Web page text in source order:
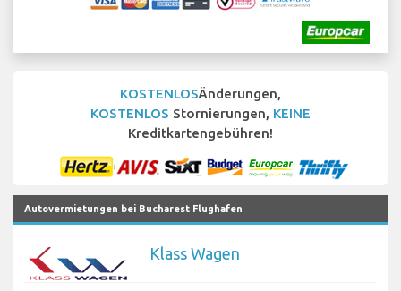
KOSTENLOSÄnderungen,
KOSTENLOS Stornierungen, KEINE
Kreditkartengebühren!
Autovermietungen bei Bucharest Flughafen
Klass Wagen